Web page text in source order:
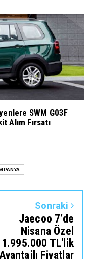
SWM G03F
Alım Fırsatı
Sonraki
Jaecoo 7’de
Nisana Özel
1.995.000 TL'lik
Avantajlı Fiyatlar